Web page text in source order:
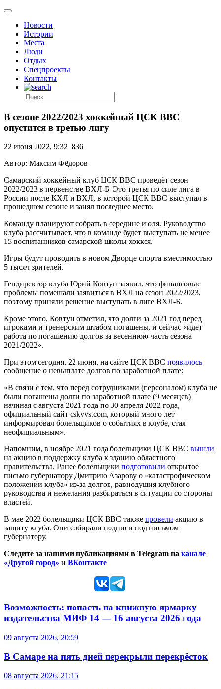
Новости
Истории
Места
Люди
Отдых
Спецпроекты
Контакты
В сезоне 2022/2023 хоккейный ЦСК ВВС
опустится в третью лигу
22 июня 2022, 9:32 836
Автор: Максим Фёдоров
Самарский хоккейный клуб ЦСК ВВС проведёт сезон
2022/2023 в первенстве ВХЛ-Б. Это третья по силе лига в
России после КХЛ и ВХЛ, в которой ЦСК ВВС выступал в
прошедшем сезоне и занял последнее место.
Команду планируют собрать в середине июля. Руководство
клуба рассчитывает, что в команде будет выступать не менее
15 воспитанников самарской школы хоккея.
Игры будут проводить в новом Дворце спорта вместимостью
5 тысяч зрителей.
Гендиректор клуба Юрий Ковтун заявил, что финансовые
проблемы помешали заявиться в ВХЛ на сезон 2022/2023,
поэтому приняли решение выступать в лиге ВХЛ-Б.
Кроме этого, Ковтун отметил, что долги за 2021 год перед
игроками и тренерским штабом погашены, и сейчас «идет
работа по погашению долгов за весеннюю часть сезона
2021/2022».
При этом сегодня, 22 июня, на сайте ЦСК ВВС появилось
сообщение о невыплате долгов по заработной плате:
«В связи с тем, что перед сотрудниками (персоналом) клуба не
были погашены долги по заработной плате (9 месяцев)
начиная с августа 2021 года по 30 апреля 2022 года,
официальный сайт cskvvs.com, который много лет
информировал болельщиков о событиях в клубе, стал
неофициальным».
Напомним, в ноябре 2021 года болельщики ЦСК ВВС вышли
на акцию в поддержку клуба к зданию областного
правительства. Ранее болельщики подготовили открытое
письмо губернатору Дмитрию Азарову о «катастрофическом
положении клуба» из-за долгов, равнодушия клубного
руководства и нежелания разбираться в ситуации со стороны
властей.
В мае 2022 болельщики ЦСК ВВС также провели акцию в
защиту клуба. Они собирали подписи под письмом
губернатору.
Следите за нашими публикациями в Telegram на канале
«Другой город» и ВКонтакте
Возможность: попасть на книжную ярмарку
издательства МИФ 14 — 16 августа 2026 года
09 августа 2026, 20:59
В Самаре на пять дней перекрыли перекрёсток
08 августа 2026, 21:15